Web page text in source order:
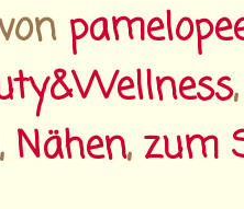
, Nähen, zum